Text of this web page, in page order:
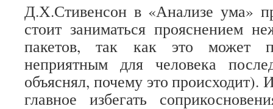
Д.Х.Стивенсон в «Анализе ума»
стоит заниматься прояснением
пакетов, так как это может
неприятным для человека
объяснял, почему это происходит).
главное избегать